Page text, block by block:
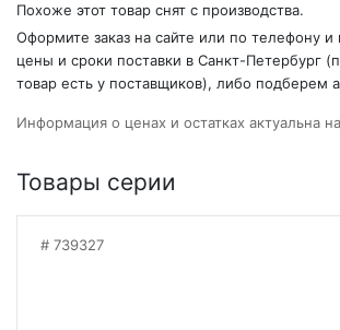
Похоже этот товар снят с производства.
Оформите заказ на сайте или по телефону
цены и сроки поставки в Санкт-Петербург
товар есть у поставщиков), либо подберем
Информация о ценах и остатках актуальна
Товары серии
739327